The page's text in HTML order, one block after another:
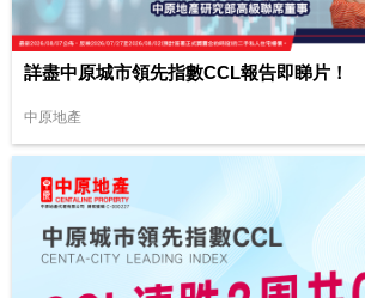
詳盡中原城市領先指數CCL報告即睇片！
中原地產